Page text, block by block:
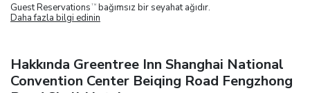
Guest Reservations TM bağımsız bir seyahat ağıdır.
Daha fazla bilgi edinin
Hakkında Greentree Inn Shanghai National
Convention Center Beiqing Road Fengzhong